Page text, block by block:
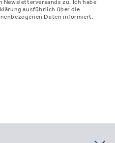
Newsletterversands zu. Ich habe
ausführlich über die
Daten informiert.